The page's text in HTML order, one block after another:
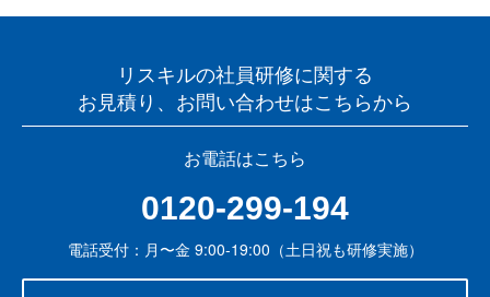
リスキルの社員研修に関する
お見積り、お問い合わせはこちらから
お電話はこちら
0120-299-194
電話受付：月〜金 9:00-19:00（土日祝も研修実施）